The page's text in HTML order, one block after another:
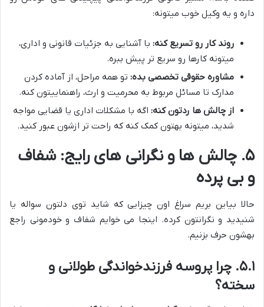
داره و یه وکیل خوب میتونه:
روند کار رو تسریع کنه: با آشنایی به جزئیات قانونی و اداری،
میتونه کارها رو سریع تر پیش ببره.
مشاوره حقوقی تخصصی بده: تو همه مراحل، از آماده کردن
مدارک تا مسائل مربوط به محرمیت و ارث، راهنماییتون کنه.
از چالش ها ردتون کنه: اگه با مشکلات اداری یا قضایی مواجه
شدید، میتونه بهتون کمک کنه که راحت تر ازشون عبور کنید.
۵. چالش ها و نگرانی های رایج: شفاف
و بی پرده
حالا بیاین بریم سراغ اون چیزایی که شاید توی دلتون سواله یا
شنیدید و نگرانتون کرده. اینجا می خوایم شفاف و خودمونی راجع
بهشون حرف بزنیم.
۵.۱. چرا پروسه فرزندخواندگی طولانی و
سخته؟